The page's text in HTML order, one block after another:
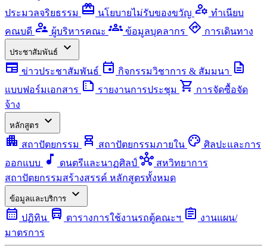
ประมวลจริยธรรม redeem นโยบายไม่รับของขวัญ manage_accounts ทำเนียบ
คณบดี supervisor_account ผู้บริหารคณะ groups ข้อมูลบุคลากร directions การเดินทาง
ประชาสัมพันธ์
expand_more
newspaper ข่าวประชาสัมพันธ์ event กิจกรรมวิชาการ & สัมมนา description
แบบฟอร์มเอกสาร summarize รายงานการประชุม shopping_cart การจัดซื้อจัด
จ้าง
หลักสูตร
expand_more
apartment สถาปัตยกรรม chair_alt สถาปัตยกรรมภายใน palette ศิลปะและการ
ออกแบบ
music_note ดนตรีและนาฏศิลป์ hub สหวิทยาการ
สถาปัตยกรรมสร้างสรรค์ หลักสูตรทั้งหมด
ข้อมูลและบริการ
expand_more
calendar_month ปฏิทิน directions_bus ตารางการใช้งานรถตู้คณะฯ assignment งานแผน/
มาตรการ